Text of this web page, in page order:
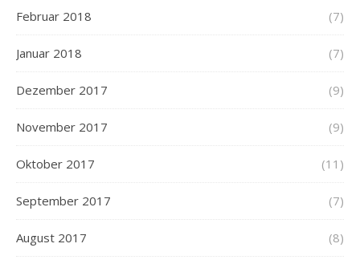
Februar 2018 (7)
Januar 2018 (7)
Dezember 2017 (9)
November 2017 (9)
Oktober 2017 (11)
September 2017 (7)
August 2017 (8)